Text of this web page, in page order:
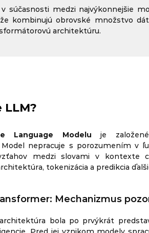
súčasnosti medzi najvýkonnejšie
kombinujú obrovské množstvo
architektúru.
Language Modelu je
Model nepracuje s porozumením v
medzi slovami v kontexte
tokenizácia a predikcia
Mechanizmus
bola po prvýkrát